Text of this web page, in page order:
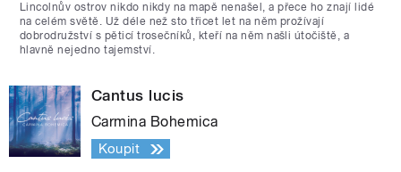
Lincolnův ostrov nikdo nikdy na mapě nenašel, a přece ho znají lidé
na celém světě. Už déle než sto třicet let na něm prožívají
dobrodružství s pěticí trosečníků, kteří na něm našli útočiště, a
hlavně nejedno tajemství.
Cantus lucis
Carmina Bohemica
Koupit